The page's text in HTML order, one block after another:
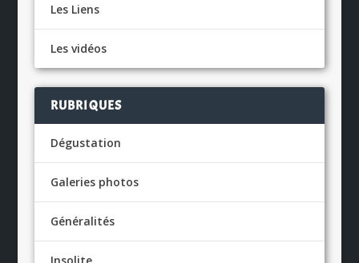
Les Liens
Les vidéos
RUBRIQUES
Dégustation
Galeries photos
Généralités